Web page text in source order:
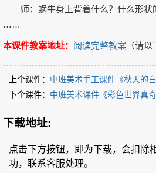
师：蜗牛身上背着什么？什么形状
……
本课件教案地址： 阅读完整教案 （请
上个课件： 中班美术手工课件《秋天的
下个课件： 中班美术课件《彩色世界真
下载地址:
点击下方按钮，即为下载，会扣除
功，联系客服处理。